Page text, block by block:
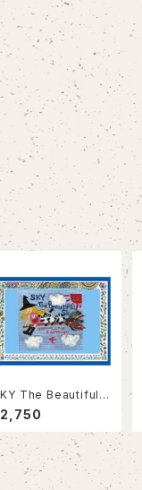
The Beautiful S
＆ 割れない卵